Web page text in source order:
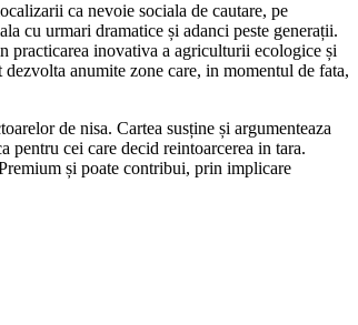
ca nevoie sociala de cautare, pe
cu urmari dramatice și adanci peste generații.
practicarea inovativa a agriculturii ecologice și
anumite zone care, in momentul de fata,
de nisa. Cartea susține și argumenteaza
cei care decid reintoarcerea in tara.
și poate contribui, prin implicare